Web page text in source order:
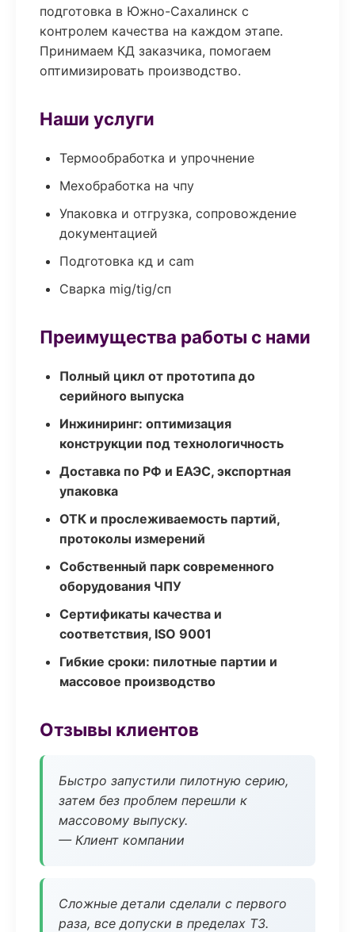
подготовка в Южно-Сахалинск с
контролем качества на каждом этапе.
Принимаем КД заказчика, помогаем
оптимизировать производство.
Наши услуги
Термообработка и упрочнение
Мехобработка на чпу
Упаковка и отгрузка, сопровождение
документацией
Подготовка кд и cam
Сварка mig/tig/сп
Преимущества работы с нами
Полный цикл от прототипа до
серийного выпуска
Инжиниринг: оптимизация
конструкции под технологичность
Доставка по РФ и ЕАЭС, экспортная
упаковка
ОТК и прослеживаемость партий,
протоколы измерений
Собственный парк современного
оборудования ЧПУ
Сертификаты качества и
соответствия, ISO 9001
Гибкие сроки: пилотные партии и
массовое производство
Отзывы клиентов
Быстро запустили пилотную серию,
затем без проблем перешли к
массовому выпуску.
— Клиент компании
Сложные детали сделали с первого
раза, все допуски в пределах ТЗ.